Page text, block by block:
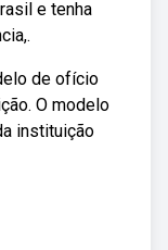
e tenha
de ofício
O modelo
instituição